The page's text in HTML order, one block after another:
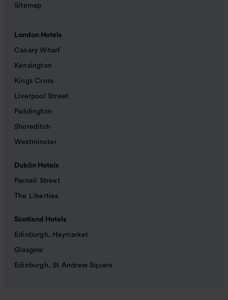
Sitemap
London Hotels
Canary Wharf
Kensington
Kings Cross
Liverpool Street
Paddington
Shoreditch
Westminster
Dublin Hotels
Parnell Street
The Liberties
Scotland Hotels
Edinburgh, Haymarket
Glasgow
Edinburgh, St Andrew Square